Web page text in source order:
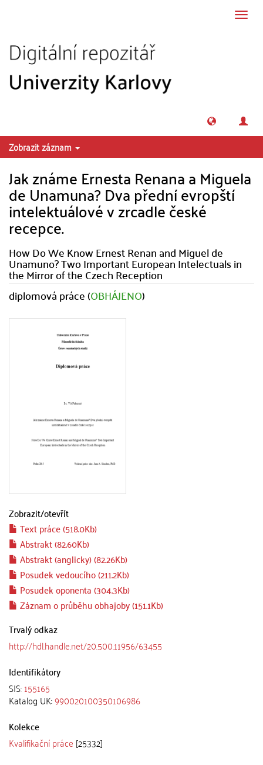
Zobrazit záznam
Jak známe Ernesta Renana a Miguela
de Unamuna? Dva přední evropští
intelektuálové v zrcadle české
recepce.
How Do We Know Ernest Renan and Miguel de
Unamuno? Two Important European Intelectuals in
the Mirror of the Czech Reception
diplomová práce (OBHÁJENO)
Zobrazit/otevřít
Text práce (518.0Kb)
Abstrakt (82.60Kb)
Abstrakt (anglicky) (82.26Kb)
Posudek vedoucího (211.2Kb)
Posudek oponenta (304.3Kb)
Záznam o průběhu obhajoby (151.1Kb)
Trvalý odkaz
http://hdl.handle.net/20.500.11956/63455
Identifikátory
SIS:155165
Katalog UK:990020100350106986
Kolekce
Kvalifikační práce [25332]